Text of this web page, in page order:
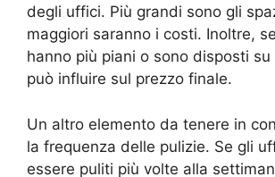
degli uffici. Più grandi sono gli
maggiori saranno i costi. Inoltre,
hanno più piani o sono disposti
può influire sul prezzo finale.
Un altro elemento da tenere in
la frequenza delle pulizie. Se gli
essere puliti più volte alla